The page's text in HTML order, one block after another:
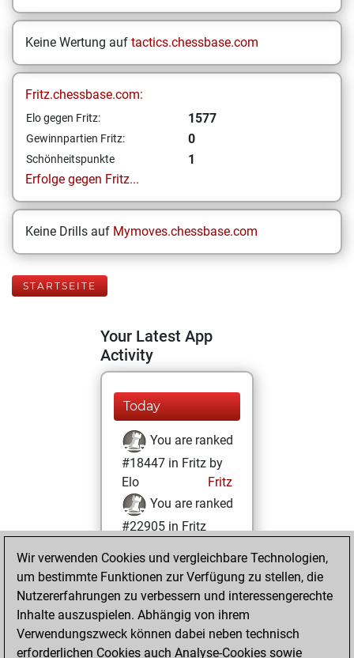
Keine Wertung auf tactics.chessbase.com
Fritz.chessbase.com:
Elo gegen Fritz: 1577
Gewinnpartien Fritz: 0
Schönheitspunkte
1
Erfolge gegen Fritz...
Keine Drills auf Mymoves.chessbase.com
STARTSEITE
Your Latest App
Activity
Today
You are ranked
#18447 in Fritz by
Elo
Fritz
You are ranked
#22905 in Fritz
Sonntag, Januar
5, 2025
You achieved a
BeautyScore of 1
Wir verwenden Cookies und vergleichbare Technologien,
um bestimmte Funktionen zur Verfügung zu stellen, die
Nutzererfahrungen zu verbessern und interessengerechte
Inhalte auszuspielen. Abhängig von ihrem
Verwendungszweck können dabei neben technisch
erforderlichen Cookies auch Analyse-Cookies sowie